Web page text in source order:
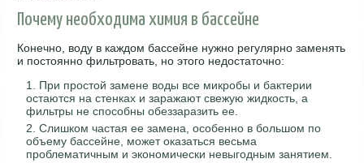
Почему необходима химия в бассейне
Конечно, воду в каждом бассейне нужно регулярно заменять
и постоянно фильтровать, но этого недостаточно:
При простой замене воды все микробы и бактерии
остаются на стенках и заражают свежую жидкость, а
фильтры не способны обеззаразить ее.
Слишком частая ее замена, особенно в большом по
объему бассейне, может оказаться весьма
проблематичным и экономически невыгодным занятием.